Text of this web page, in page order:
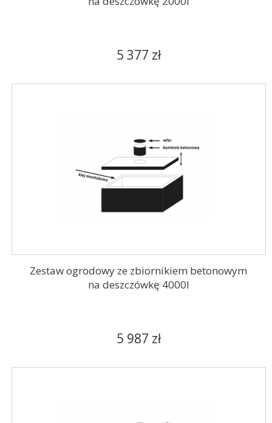
5 377 zł
Zestaw ogrodowy ze zbiornikiem betonowym
na deszczówkę 4000l
5 987 zł